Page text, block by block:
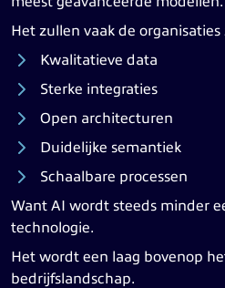
Het zullen vaak de
Kwalitatieve data
Sterke integraties
Open architecturen
Duidelijke semantiek
Schaalbare processen
Want AI wordt steeds minder
technologie.
Het wordt een laag bovenop
bedrijfslandschap.